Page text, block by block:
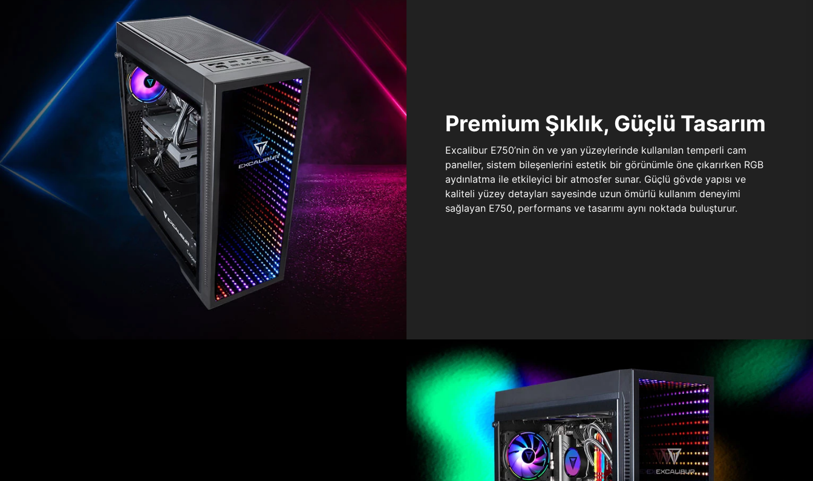
Premium Şıklık, Güçlü Tasarım
Excalibur E750’nin ön ve yan yüzeylerinde kullanılan temperli cam
paneller, sistem bileşenlerini estetik bir görünümle öne çıkarırken RGB
aydınlatma ile etkileyici bir atmosfer sunar. Güçlü gövde yapısı ve
kaliteli yüzey detayları sayesinde uzun ömürlü kullanım deneyimi
sağlayan E750, performans ve tasarımı aynı noktada buluşturur.